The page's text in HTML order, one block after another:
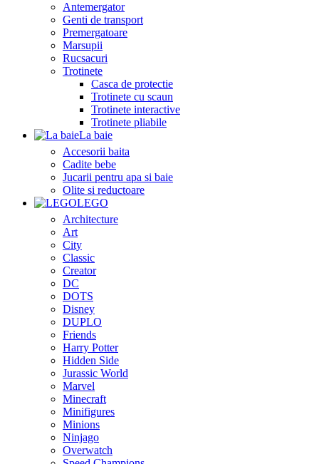
Antemergator
Genti de transport
Premergatoare
Marsupii
Rucsacuri
Trotinete
Casca de protectie
Trotinete cu scaun
Trotinete interactive
Trotinete pliabile
La baie
Accesorii baita
Cadite bebe
Jucarii pentru apa si baie
Olite si reductoare
LEGO
Architecture
Art
City
Classic
Creator
DC
DOTS
Disney
DUPLO
Friends
Harry Potter
Hidden Side
Jurassic World
Marvel
Minecraft
Minifigures
Minions
Ninjago
Overwatch